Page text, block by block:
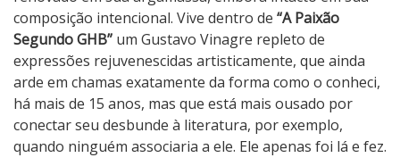
composição intencional. Vive dentro de “A Paixão
Segundo GHB” um Gustavo Vinagre repleto de
expressões rejuvenescidas artisticamente, que ainda
arde em chamas exatamente da forma como o conheci,
há mais de 15 anos, mas que está mais ousado por
conectar seu desbunde à literatura, por exemplo,
quando ninguém associaria a ele. Ele apenas foi lá e fez.